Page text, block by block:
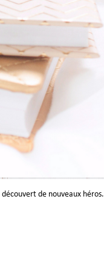
de nouveaux héros.